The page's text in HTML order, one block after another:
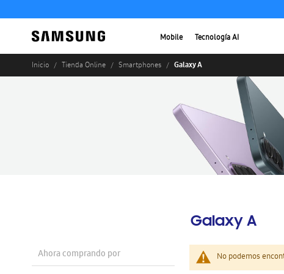
Mobile Tecnología AI
Inicio Tienda Online Smartphones Galaxy A
Galaxy A
No podemos
Ahora comprando por